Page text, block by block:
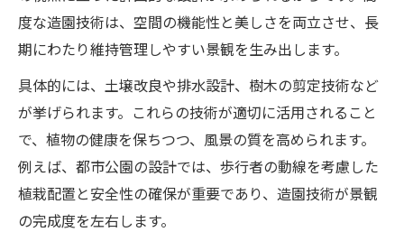
造園と園芸の違いを学び深めるために
造園と園芸の違いを基礎から徹底解説
景観形成に造園が果たす独自の意義とは
園芸との違いで見える造園の専門性を知る
造園と園芸の役割分担が景観を生む理由
景観美を支える造園の知識と園芸の違い
理想の景観づくりへと導く考え方
度な造園技術は、空間の機能性と美しさを両立させ、長
期にわたり維持管理しやすい景観を生み出します。
具体的には、土壌改良や排水設計、樹木の剪定技術など
が挙げられます。これらの技術が適切に活用されること
で、植物の健康を保ちつつ、風景の質を高められます。
例えば、都市公園の設計では、歩行者の動線を考慮した
植栽配置と安全性の確保が重要であり、造園技術が景観
の完成度を左右します。